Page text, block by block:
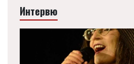
Интервю